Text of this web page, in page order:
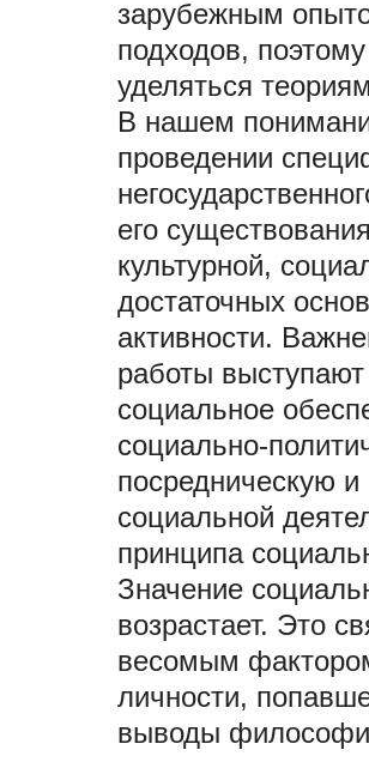
зарубежным
подходов,
уделяться
В нашем
проведении
его
культурной,
достаточных
активности.
работы
социальное
социально-
посредническую
социальной
принципа
Значение
возрастает. Это
весомым
личности,
выводы